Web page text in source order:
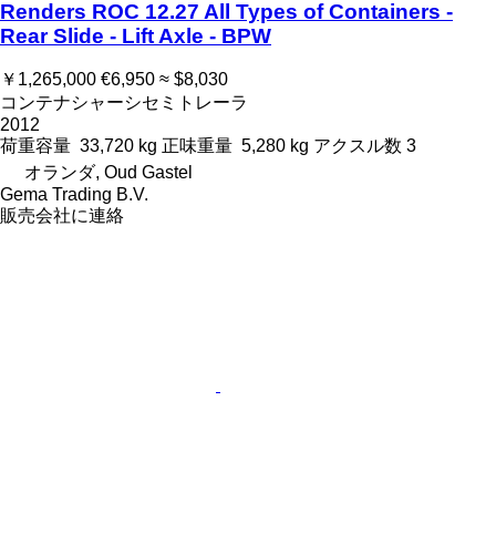
Renders ROC 12.27 All Types of Containers -
Rear Slide - Lift Axle - BPW
￥1,265,000 €6,950 ≈ $8,030
コンテナシャーシセミトレーラ
2012
荷重容量 33,720 kg 正味重量 5,280 kg アクスル数 3
オランダ, Oud Gastel
Gema Trading B.V.
販売会社に連絡